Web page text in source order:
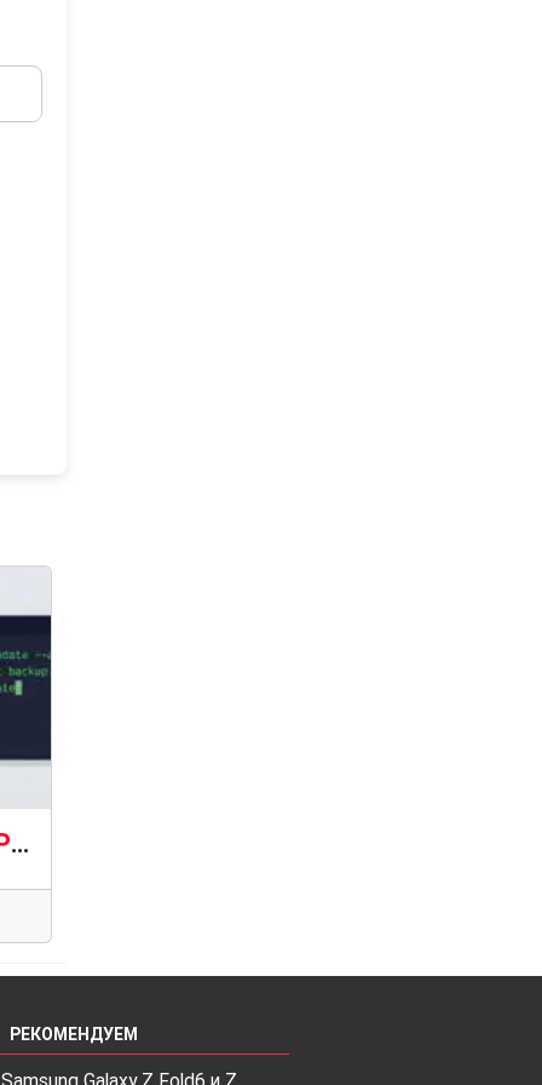
Команды WP-CLI: полное справочное руководство (2026). Часть 2
РЕКОМЕНДУЕМ